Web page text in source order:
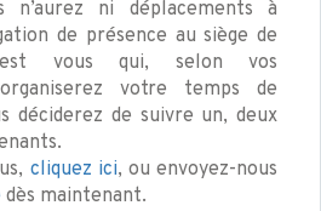
n’aurez ni déplacements à
de présence au siège de
vous qui, selon vos
votre temps de
déciderez de suivre un, deux
cliquez ici, ou envoyez-nous
dès maintenant.